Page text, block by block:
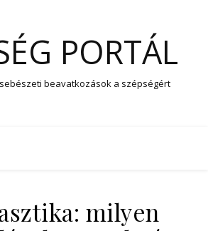
PORTÁL
beavatkozások a szépségért
milyen